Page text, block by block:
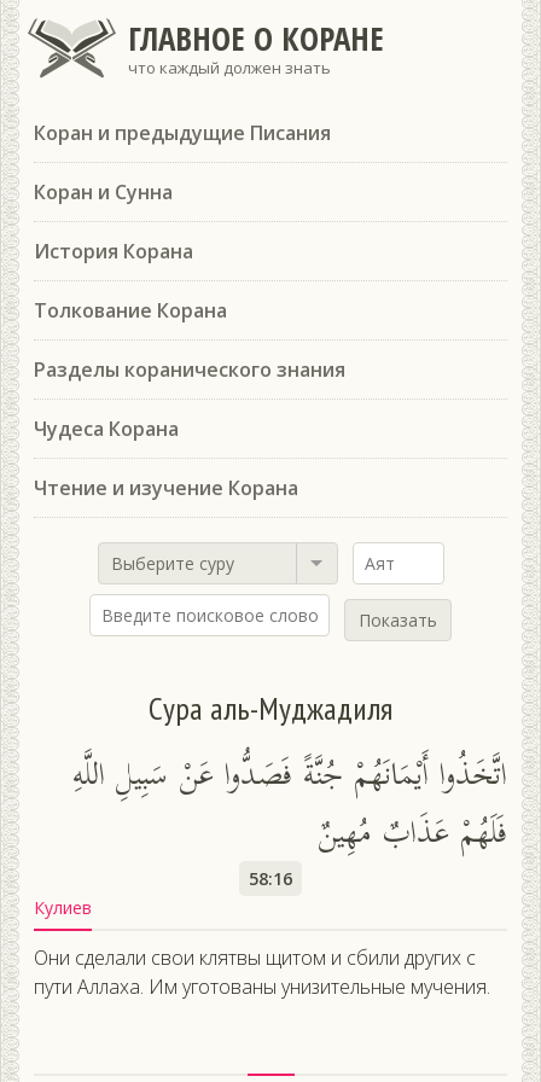
ГЛАВНОЕ О КОРАНЕ
что каждый должен знать
Коран и предыдущие Писания
Коран и Сунна
История Корана
Толкование Корана
Разделы коранического знания
Чудеса Корана
Чтение и изучение Корана
Выберите суру
Показать
Сура аль-Муджадиля
اتَّخَذُوا أَيْمَانَهُمْ جُنَّةً فَصَدُّوا عَنْ سَبِيلِ اللَّهِ
فَلَهُمْ عَذَابٌ مُهِينٌ
58:16
Кулиев
Они сделали свои клятвы щитом и сбили других с
пути Аллаха. Им уготованы унизительные мучения.